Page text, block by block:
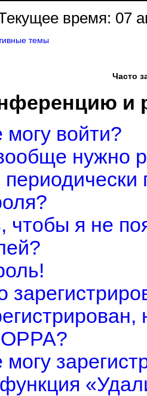
время: 07
темы
Часто
и
войти?
нужно
чтобы я не